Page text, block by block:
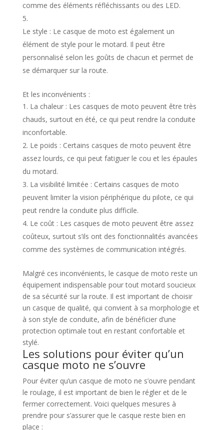
comme des éléments réfléchissants ou des LED.
Le style : Le casque de moto est également un
élément de style pour le motard. Il peut être
personnalisé selon les goûts de chacun et permet de
se démarquer sur la route.
Et les inconvénients :
La chaleur : Les casques de moto peuvent être très
chauds, surtout en été, ce qui peut rendre la conduite
inconfortable.
Le poids : Certains casques de moto peuvent être
assez lourds, ce qui peut fatiguer le cou et les épaules
du motard.
La visibilité limitée : Certains casques de moto
peuvent limiter la vision périphérique du pilote, ce qui
peut rendre la conduite plus difficile.
Le coût : Les casques de moto peuvent être assez
coûteux, surtout s’ils ont des fonctionnalités avancées
comme des systèmes de communication intégrés.
Malgré ces inconvénients, le casque de moto reste un
équipement indispensable pour tout motard soucieux
de sa sécurité sur la route. Il est important de choisir
un casque de qualité, qui convient à sa morphologie et
à son style de conduite, afin de bénéficier d’une
protection optimale tout en restant confortable et
stylé.
Les solutions pour éviter qu’un
casque moto ne s’ouvre
Pour éviter qu’un casque de moto ne s’ouvre pendant
le roulage, il est important de bien le régler et de le
fermer correctement. Voici quelques mesures à
prendre pour s’assurer que le casque reste bien en
place :